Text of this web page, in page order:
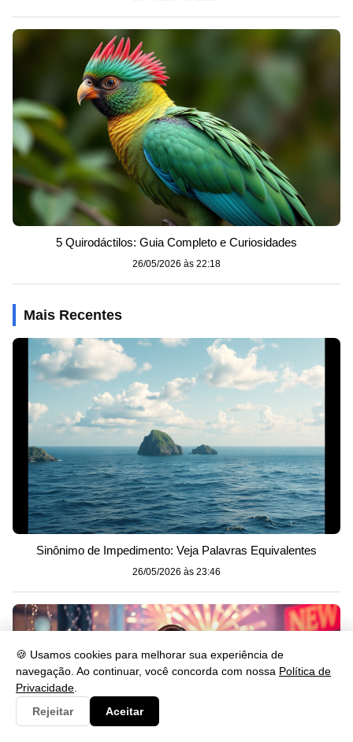
🍪 Usamos cookies para melhorar sua experiência de
navegação. Ao continuar, você concorda com nossa Política de
Privacidade
Rejeitar
Aceitar
5 Quirodáctilos: Guia Completo e Curiosidades
26/05/2026 às 22:18
Mais Recentes
Sinônimo de Impedimento: Veja Palavras Equivalentes
26/05/2026 às 23:46